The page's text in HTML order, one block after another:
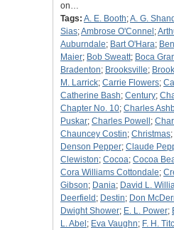
on…
Tags: A. E. Booth;A. G.
Sias;Ambrose O'Connel ;
Auburndale; Bart O'Hara;
Maier; Bob Sweatt; Boca
Bradenton; Brooksville;
M. Larrick; Carrie Flowers;
Catherine Bash; Century;
Chapter No. 10; Charles
Puskar; Charles Powell ;
Chauncey Costin; Christmas;
Denson Pepper; Claude
Clewiston; Cocoa; Cocoa
Cora Williams Cottondale;
Gibson; Dania; David L.
Deerfield ; Destin; Don
Dwight Shower; E. L. Power;
L. Abel ; Eva Vaughn; F. H.